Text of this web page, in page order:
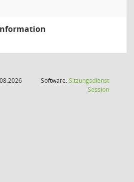
Software:Sitzungsdienst
Session(Wird in